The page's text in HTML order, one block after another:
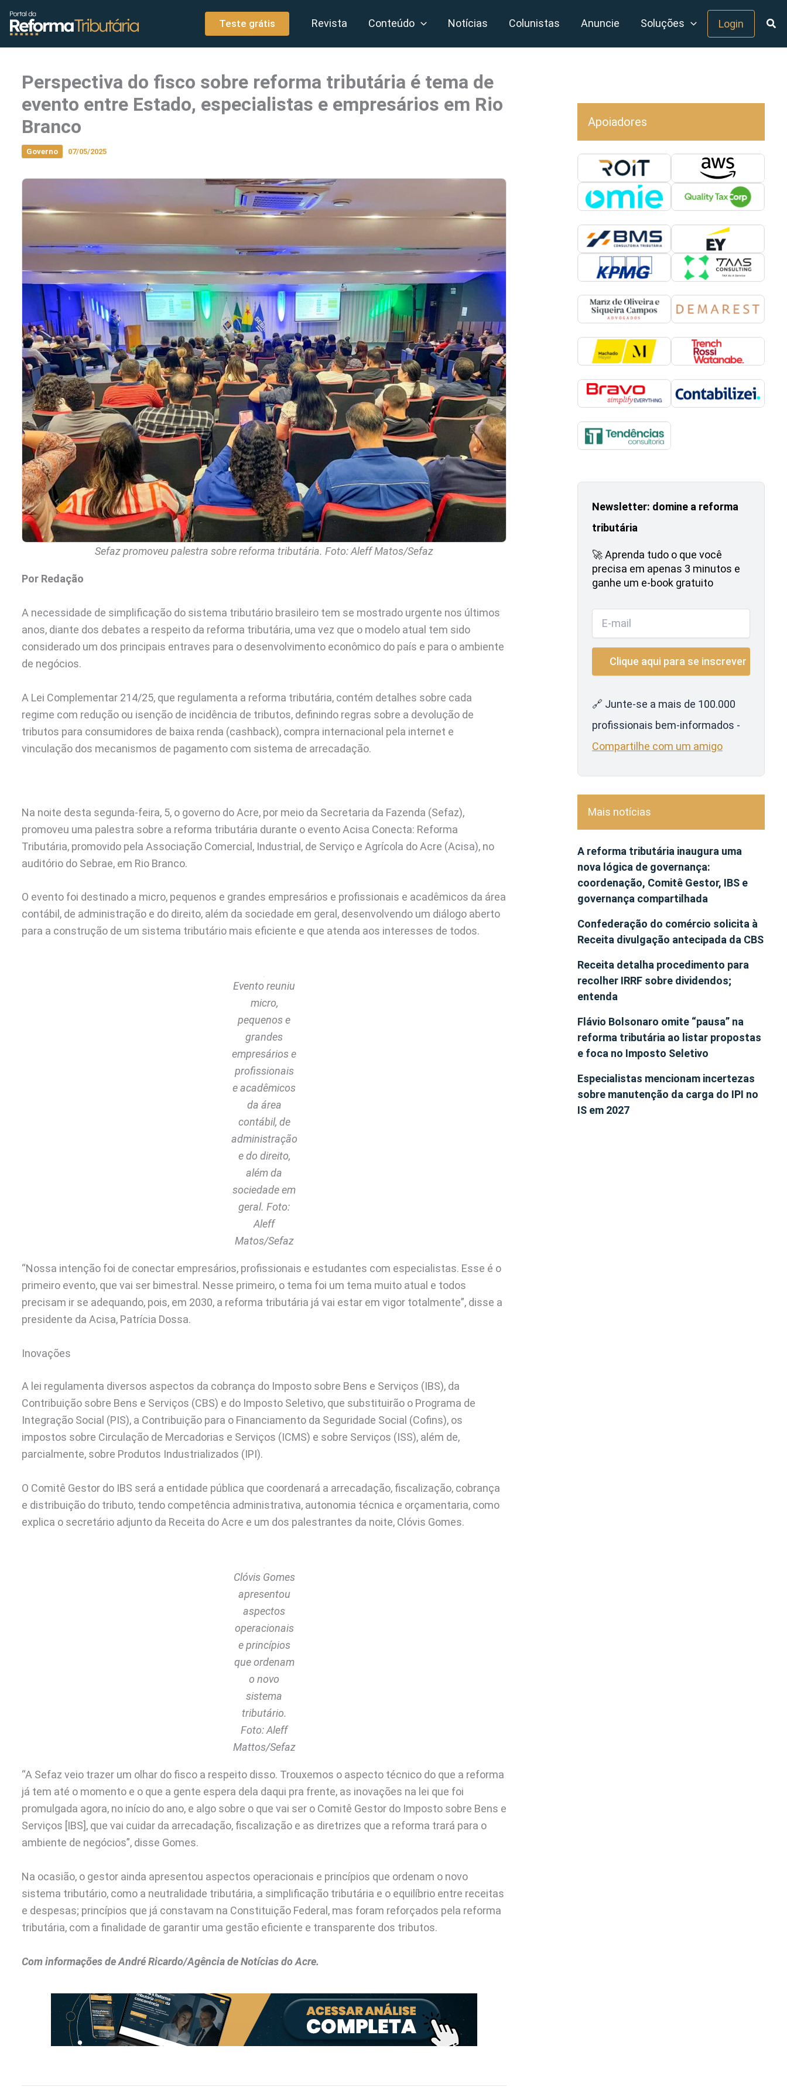
conteúdo
Teste grátis Revista Conteúdo Notícias Colunistas Anuncie Soluções Login
Perspectiva do fisco sobre reforma tributária é tema de
evento entre Estado, especialistas e empresários em Rio
Branco
Governo 07/05/2025
Sefaz promoveu palestra sobre reforma tributária. Foto: Aleff Matos/Sefaz
Por Redação
A necessidade de simplificação do sistema tributário brasileiro tem se mostrado urgente nos últimos
anos, diante dos debates a respeito da reforma tributária, uma vez que o modelo atual tem sido
considerado um dos principais entraves para o desenvolvimento econômico do país e para o ambiente
de negócios.
A Lei Complementar 214/25, que regulamenta a reforma tributária, contém detalhes sobre cada
regime com redução ou isenção de incidência de tributos, definindo regras sobre a devolução de
tributos para consumidores de baixa renda (cashback), compra internacional pela internet e
vinculação dos mecanismos de pagamento com sistema de arrecadação.
Na noite desta segunda-feira, 5, o governo do Acre, por meio da Secretaria da Fazenda (Sefaz),
promoveu uma palestra sobre a reforma tributária durante o evento Acisa Conecta: Reforma
Tributária, promovido pela Associação Comercial, Industrial, de Serviço e Agrícola do Acre (Acisa), no
auditório do Sebrae, em Rio Branco.
O evento foi destinado a micro, pequenos e grandes empresários e profissionais e acadêmicos da área
contábil, de administração e do direito, além da sociedade em geral, desenvolvendo um diálogo aberto
para a construção de um sistema tributário mais eficiente e que atenda aos interesses de todos.
Evento reuniu
micro,
pequenos e
grandes
empresários e
profissionais
e acadêmicos
da área
contábil, de
administração
e do direito,
além da
sociedade em
geral. Foto:
Aleff
Matos/Sefaz
“Nossa intenção foi de conectar empresários, profissionais e estudantes com especialistas. Esse é o
primeiro evento, que vai ser bimestral. Nesse primeiro, o tema foi um tema muito atual e todos
precisam ir se adequando, pois, em 2030, a reforma tributária já vai estar em vigor totalmente”, disse a
presidente da Acisa, Patrícia Dossa.
Inovações
A lei regulamenta diversos aspectos da cobrança do Imposto sobre Bens e Serviços (IBS), da
Contribuição sobre Bens e Serviços (CBS) e do Imposto Seletivo, que substituirão o Programa de
Integração Social (PIS), a Contribuição para o Financiamento da Seguridade Social (Cofins), os
impostos sobre Circulação de Mercadorias e Serviços (ICMS) e sobre Serviços (ISS), além de,
parcialmente, sobre Produtos Industrializados (IPI).
O Comitê Gestor do IBS será a entidade pública que coordenará a arrecadação, fiscalização, cobrança
e distribuição do tributo, tendo competência administrativa, autonomia técnica e orçamentaria, como
explica o secretário adjunto da Receita do Acre e um dos palestrantes da noite, Clóvis Gomes.
Clóvis Gomes
apresentou
aspectos
operacionais
e princípios
que ordenam
o novo
sistema
tributário.
Foto: Aleff
Mattos/Sefaz
“A Sefaz veio trazer um olhar do fisco a respeito disso. Trouxemos o aspecto técnico do que a reforma
já tem até o momento e o que a gente espera dela daqui pra frente, as inovações na lei que foi
promulgada agora, no início do ano, e algo sobre o que vai ser o Comitê Gestor do Imposto sobre Bens e
Serviços [IBS], que vai cuidar da arrecadação, fiscalização e as diretrizes que a reforma trará para o
ambiente de negócios”, disse Gomes.
Na ocasião, o gestor ainda apresentou aspectos operacionais e princípios que ordenam o novo
sistema tributário, como a neutralidade tributária, a simplificação tributária e o equilíbrio entre receitas
e despesas; princípios que já constavam na Constituição Federal, mas foram reforçados pela reforma
tributária, com a finalidade de garantir uma gestão eficiente e transparente dos tributos.
Com informações de André Ricardo/Agência de Notícias do Acre.
Apoiadores
Newsletter: domine a reforma
tributária
🚀 Aprenda tudo o que você
precisa em apenas 3 minutos e
ganhe um e-book gratuito
🔗 Junte-se a mais de 100.000
profissionais bem-informados -
Compartilhe com um amigo
Mais notícias
A reforma tributária inaugura uma
nova lógica de governança:
coordenação, Comitê Gestor, IBS e
governança compartilhada
Confederação do comércio solicita à
Receita divulgação antecipada da CBS
Receita detalha procedimento para
recolher IRRF sobre dividendos;
entenda
Flávio Bolsonaro omite “pausa” na
reforma tributária ao listar propostas
e foca no Imposto Seletivo
Especialistas mencionam incertezas
sobre manutenção da carga do IPI no
IS em 2027